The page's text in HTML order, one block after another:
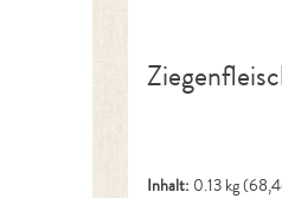
Inhalt: 0.13 kg